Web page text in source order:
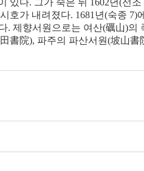
있다. 그가 죽은 뒤 1602년(선조
호가 내려졌다. 1681 년(숙종 7)
. 제향서원으로는 여산(礪山)의
書院), 파주의 파산서원(坡山書